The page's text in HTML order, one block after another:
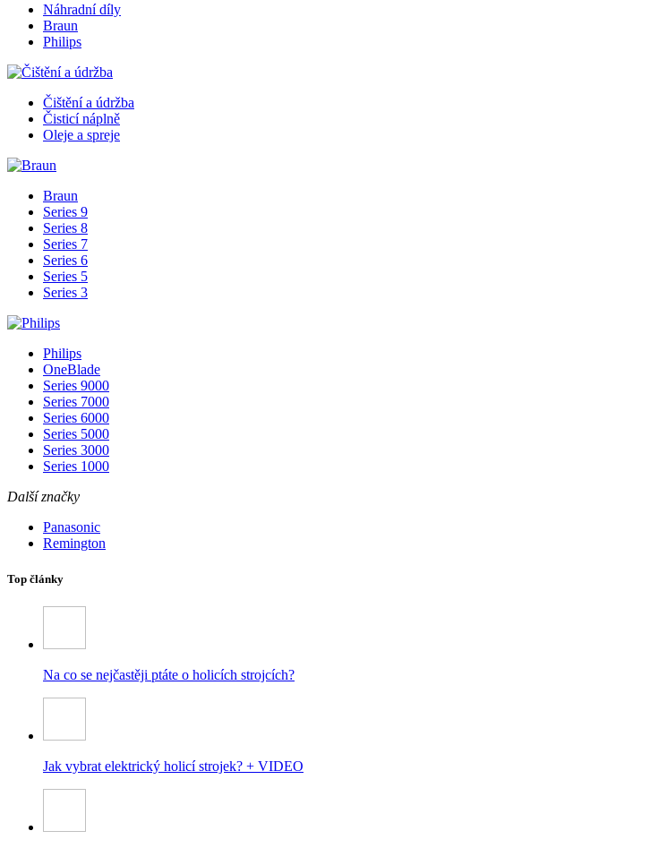
Náhradní díly
Braun
Philips
Čištění a údržba
Čisticí náplně
Oleje a spreje
Braun
Series 9
Series 8
Series 7
Series 6
Series 5
Series 3
Philips
OneBlade
Series 9000
Series 7000
Series 6000
Series 5000
Series 3000
Series 1000
Další značky
Panasonic
Remington
Top články
Na co se nejčastěji ptáte o holicích strojcích?
Jak vybrat elektrický holicí strojek? + VIDEO